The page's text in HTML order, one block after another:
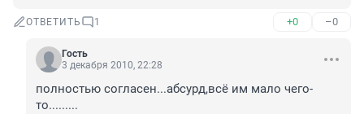
ОТВЕТИТЬ 1 +0 –0
Гость
3 декабря 2010, 22:28
полностью согласен...абсурд,всё им мало чего-
то.........